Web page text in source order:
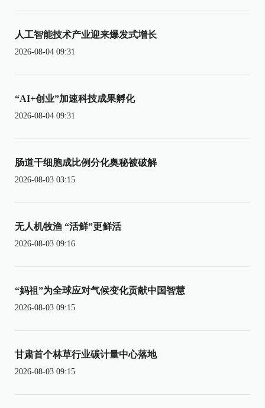
人工智能技术产业迎来爆发式增长
2026-08-04 09:31
“AI+创业”加速科技成果孵化
2026-08-04 09:31
肠道干细胞成比例分化奥秘被破解
2026-08-03 03:15
无人机牧渔 “活鲜”更鲜活
2026-08-03 09:16
“妈祖”为全球应对气候变化贡献中国智慧
2026-08-03 09:15
甘肃首个林草行业碳计量中心落地
2026-08-03 09:15